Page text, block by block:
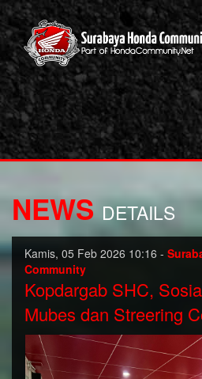
NEWS DETAILS
Kamis, 05 Feb 2026 10:16 -
Community
Kopdargab SHC,
Mubes dan Streering